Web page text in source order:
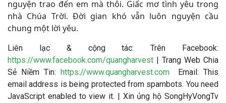
nguyện trao đến em mà thôi. Giấc mơ tình yêu trong
nhà Chúa Trời. Đời gian khó vẫn luôn nguyện cầu
chung một lời yêu.
Liên lạc & cộng tác: Trên Facebook:
https://www.facebook.com/quangharvest | Trang Web Chia
Sẻ Niềm Tin: https://www.quangharvest.comEmail: This
email address is being protected from spambots. You need
JavaScript enabled to view it. | Xin ủng hộ SongHyVongTv